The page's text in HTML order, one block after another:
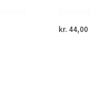
kr. 44,00